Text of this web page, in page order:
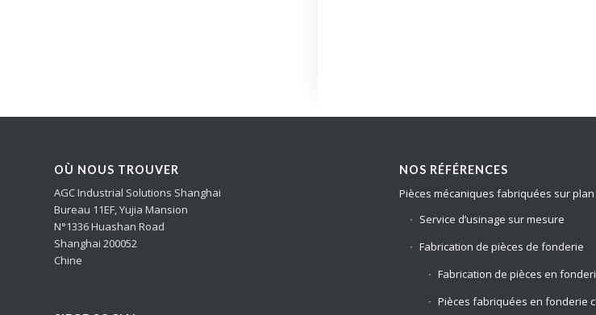
OÙ NOUS TROUVER
AGC Industrial Solutions Shanghai
Bureau 11EF, Yujia Mansion
N°1336 Huashan Road
Shanghai 200052
Chine
NOS RÉFÉRENCES
Pièces mécaniques fabriquées sur plan
Service d’usinage sur mesure
Fabrication de pièces de fonderie
Fabrication de pièces en
Pièces fabriquées en fonderie